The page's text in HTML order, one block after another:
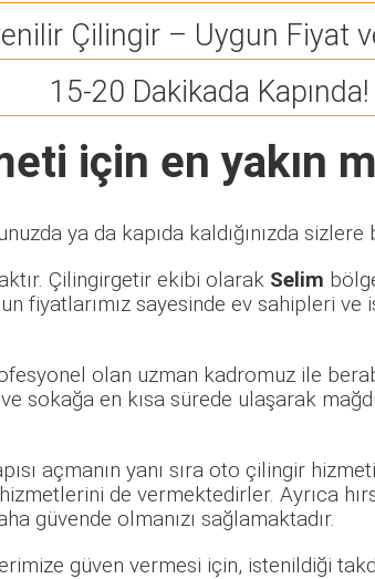
Çilingir – Uygun Fiyat
15-20 Dakikada Kapında!
için en yakın
ya da kapıda kaldığınızda
Çilingirgetir ekibi olarak Selim
fiyatlarımız sayesinde ev sahipleri ve
olan uzman kadromuz ile
sokağa en kısa sürede ulaşarak
açmanın yanı sıra oto çilingir
de vermektedirler. Ayrıca
güvende olmanızı sağlamaktadır.
güven vermesi için, istenildiği